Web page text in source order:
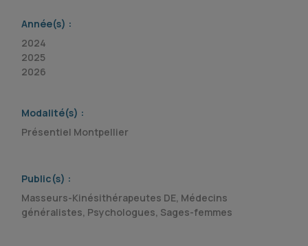
Année(s) :
2024
2025
2026
Modalité(s) :
Présentiel Montpellier
Public(s) :
Masseurs-Kinésithérapeutes DE, Médecins
généralistes, Psychologues, Sages-femmes